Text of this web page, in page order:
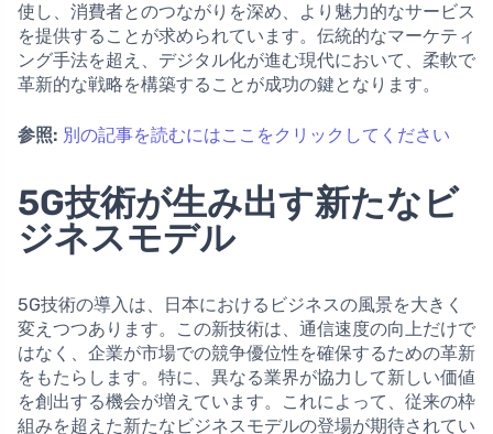
使し、消費者とのつながりを深め、より魅力的なサービス
を提供することが求められています。伝統的なマーケティ
ング手法を超え、デジタル化が進む現代において、柔軟で
革新的な戦略を構築することが成功の鍵となります。
参照: 別の記事を読むにはここをクリックしてください
5G技術が生み出す新たなビ
ジネスモデル
5G技術の導入は、日本におけるビジネスの風景を大きく
変えつつあります。この新技術は、通信速度の向上だけで
はなく、企業が市場での競争優位性を確保するための革新
をもたらします。特に、異なる業界が協力して新しい価値
を創出する機会が増えています。これによって、従来の枠
組みを超えた新たなビジネスモデルの登場が期待されてい